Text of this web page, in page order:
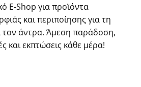
E-Shop για προϊόντα
και περιποίησης για τη
τον άντρα. Άμεση παράδοση,
και εκπτώσεις κάθε μέρα!